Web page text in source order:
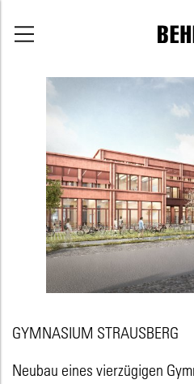
GYMNASIUM STRAUSBERG
Neubau eines vierzügigen